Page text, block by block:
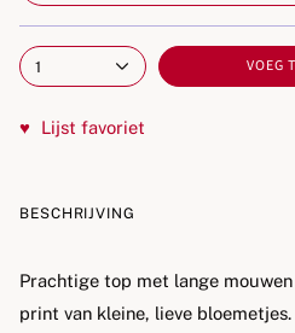
1 VOEG
♥ Lijst favoriet
BESCHRIJVING
Prachtige top met lange
print van kleine, lieve bloemetjes.